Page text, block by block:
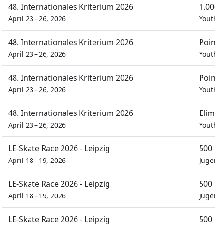
48. Internationales Kriterium 2026
April 23 – 26, 2026
48. Internationales Kriterium 2026
April 23 – 26, 2026
48. Internationales Kriterium 2026
April 23 – 26, 2026
48. Internationales Kriterium 2026
April 23 – 26, 2026
LE-Skate Race 2026 - Leipzig
April 18 – 19, 2026
500
LE-Skate Race 2026 - Leipzig
April 18 – 19, 2026
500
LE-Skate Race 2026 - Leipzig 500